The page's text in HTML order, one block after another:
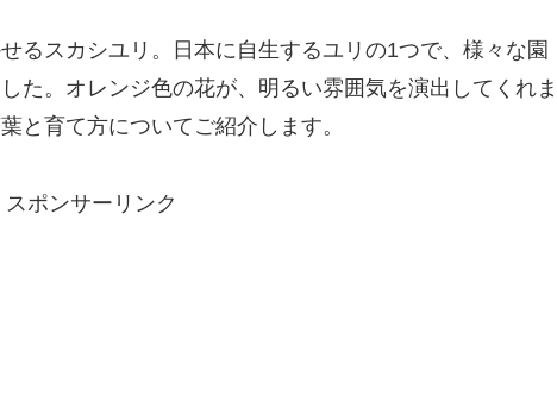
るスカシユリ。日本に自生するユリの1つで、様々な園
た。オレンジ色の花が、明るい雰囲気を演出してくれま
と育て方についてご紹介します。
スポンサーリンク